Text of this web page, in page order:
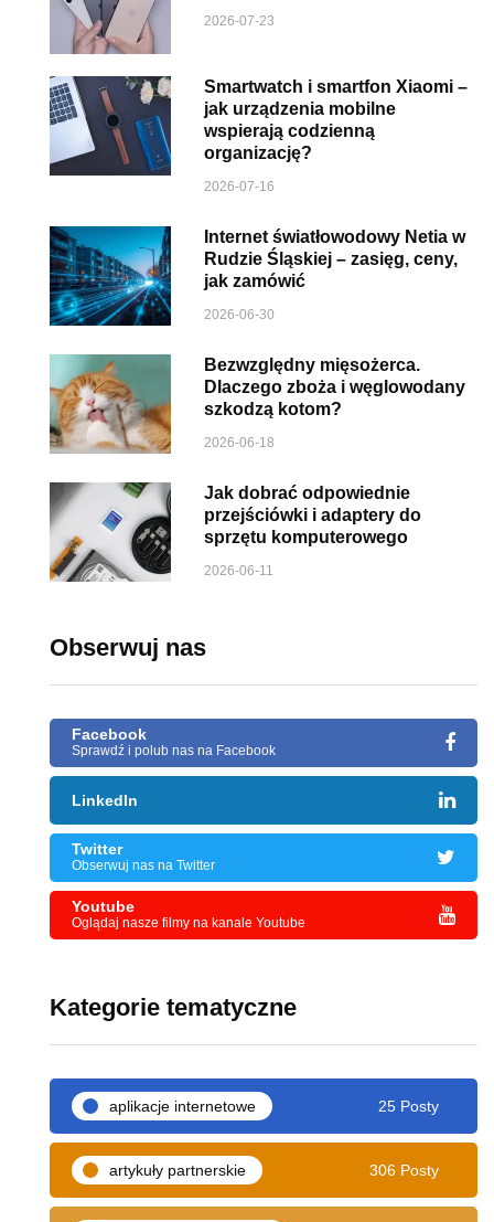
2026-07-23
Smartwatch i smartfon Xiaomi –
jak urządzenia mobilne
wspierają codzienną
organizację?
2026-07-16
Internet światłowodowy Netia w
Rudzie Śląskiej – zasięg, ceny,
jak zamówić
2026-06-30
Bezwzględny mięsożerca.
Dlaczego zboża i węglowodany
szkodzą kotom?
2026-06-18
Jak dobrać odpowiednie
przejściówki i adaptery do
sprzętu komputerowego
2026-06-11
Obserwuj nas
Facebook
Sprawdź i polub nas na Facebook
LinkedIn
Twitter
Obserwuj nas na Twitter
Youtube
Oglądaj nasze filmy na kanale Youtube
Kategorie tematyczne
aplikacje internetowe 25 Posty
artykuły partnerskie 306 Posty